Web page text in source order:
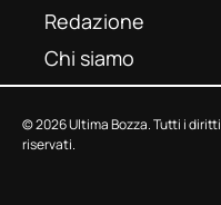
Redazione
Chi siamo
© 2026 Ultima Bozza. Tutti i diritti
riservati.